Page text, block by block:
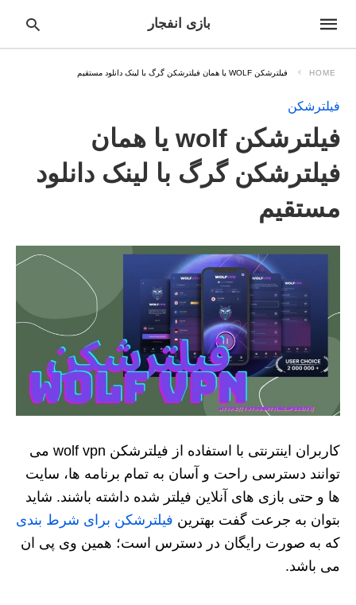
بازی انفجار
HOME فیلترشکن WOLF یا همان فیلترشکن گرگ با لینک دانلود مستقیم
فیلترشکن
فیلترشکن wolf یا همان
فیلترشکن گرگ با لینک دانلود
مستقیم
کاربران اینترنتی با استفاده از فیلترشکن wolf vpn می
توانند دسترسی راحت و آسان به تمام برنامه‌ ها، سایت
ها و حتی بازی های آنلاین فیلتر شده داشته باشند. شاید
بتوان به جرعت گفت بهترین فیلترشکن برای شرط بندی
که به صورت رایگان در دسترس است؛ همین وی پی ان
می باشد.